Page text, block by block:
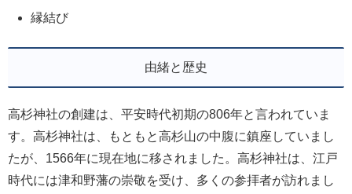
縁結び
由緒と歴史
高杉神社の創建は、平安時代初期の806年と言われていま
す。高杉神社は、もともと高杉山の中腹に鎮座していまし
たが、1566年に現在地に移されました。高杉神社は、江戸
時代には津和野藩の崇敬を受け、多くの参拝者が訪れまし